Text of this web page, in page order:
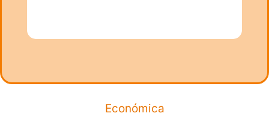
Económica